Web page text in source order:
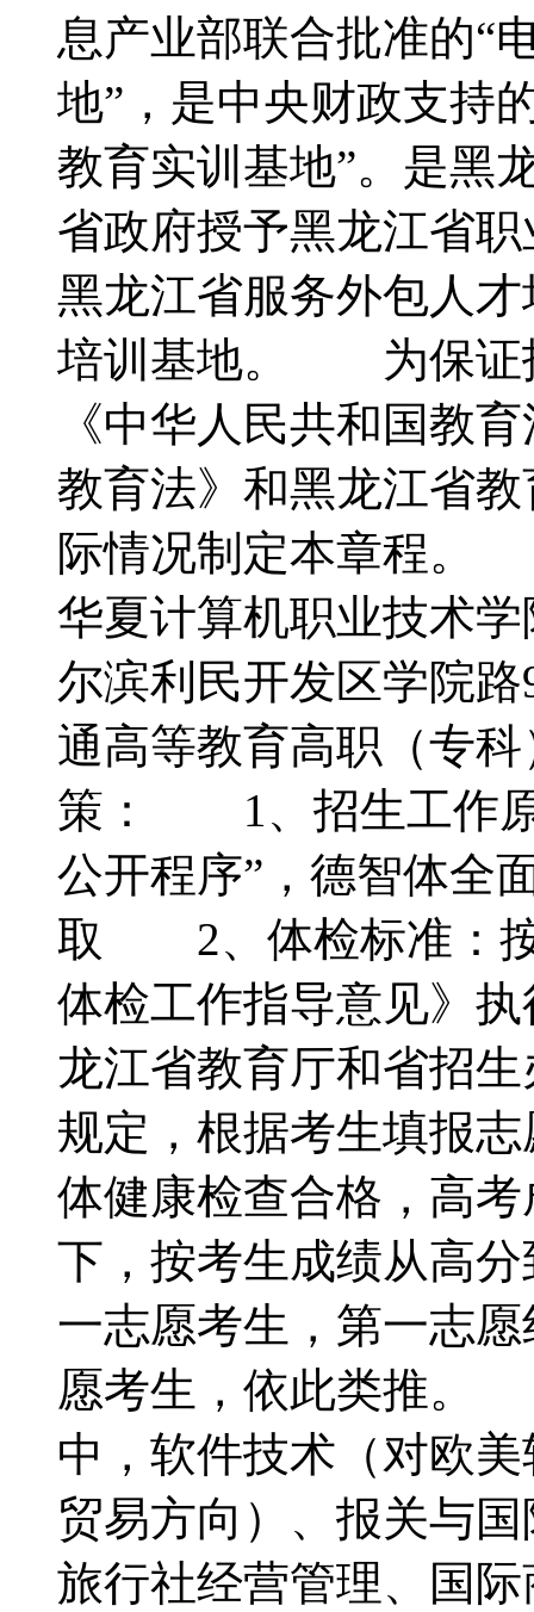
息产业部联合批准的“
地”，是中央财政支持
教育实训基地”。是黑
省政府授予黑龙江省
黑龙江省服务外包人
培训基地。 为保证
《中华人民共和国教
教育法》和黑龙江省
际情况制定本章程
华夏计算机职业技
尔滨利民开发区学
通高等教育高职（
策： 1、招生工作原
公开程序”，德智体全
取 2、体检标准：按
体检工作指导意见》
龙江省教育厅和省招
规定，根据考生填报
体健康检查合格，高
下，按考生成绩从高
一志愿考生，第一志
愿考生，依此类推。
中，软件技术（对欧
贸易方向）、报关与
旅行社经营管理、国